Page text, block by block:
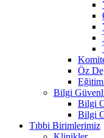
Öz
Eğitim
Bilgi
Bilgi
Bilgi
Tıbbi Birimlerimiz